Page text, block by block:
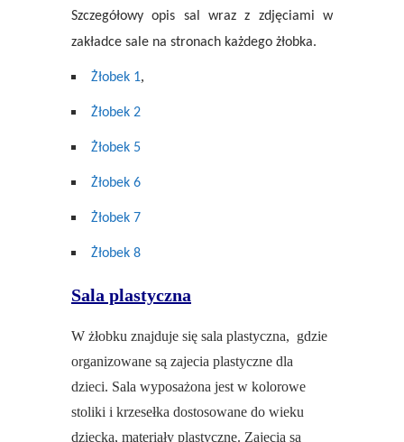
Szczegółowy opis sal wraz z zdjęciami w
zakładce sale na stronach każdego żłobka.
Żłobek 1,
Żłobek 2
Żłobek 5
Żłobek 6
Żłobek 7
Żłobek 8
Sala plastyczna
W żłobku znajduje się sala plastyczna, gdzie
organizowane są zajecia plastyczne dla
dzieci. Sala wyposażona jest w kolorowe
stoliki i krzesełka dostosowane do wieku
dziecka, materiały plastyczne. Zajęcia są